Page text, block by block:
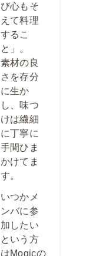
び心もそ
えて料理
するこ
と」。
素材の良
さを存分
に生か
し、味つ
けは繊細
に丁寧に
手間ひま
かけてま
す。
いつかメ
ンバに参
加したい
という方
はMogicの